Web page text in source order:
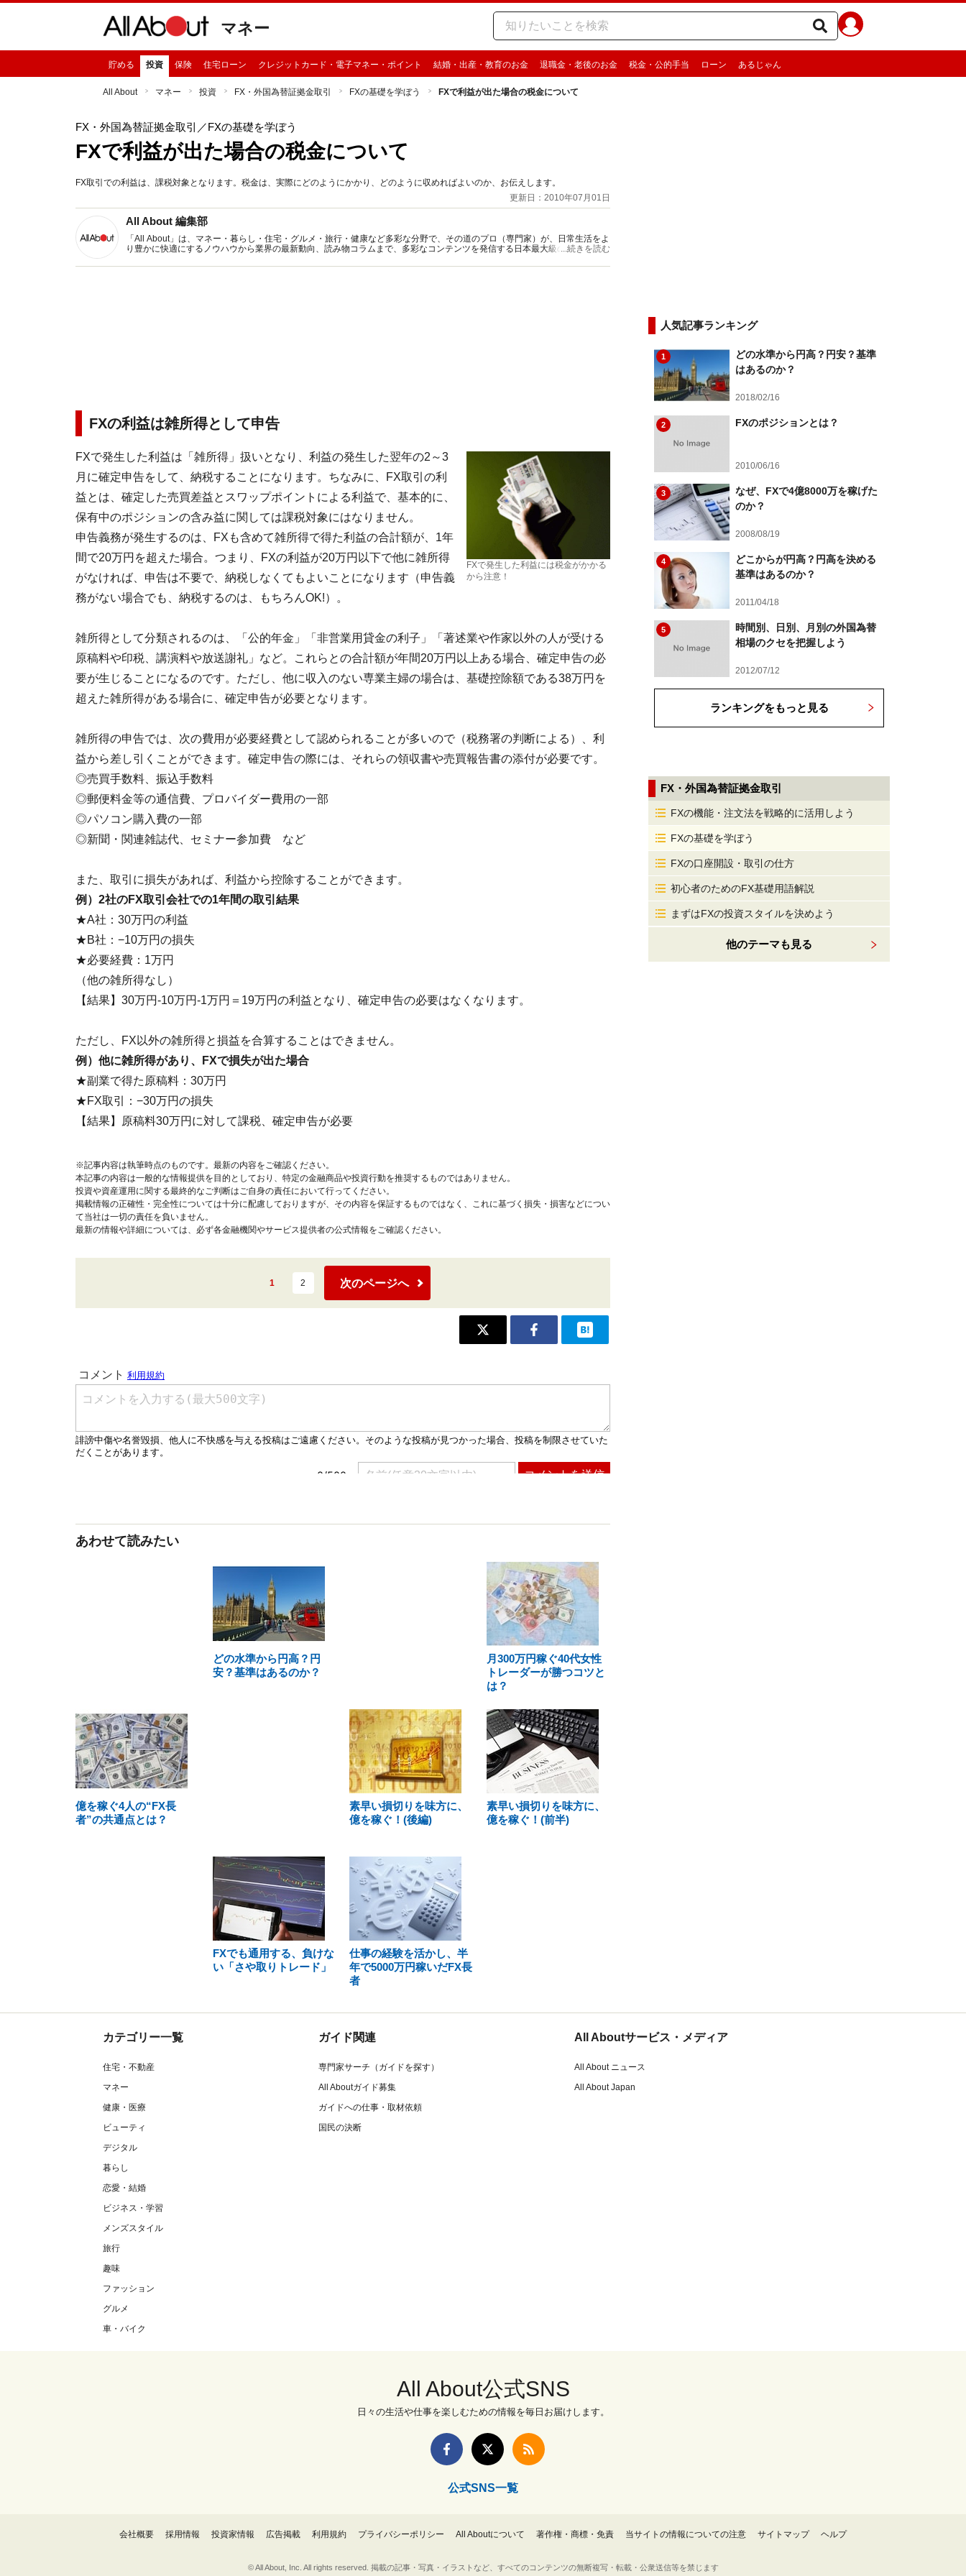
マネー
貯める 投資 保険 住宅ローン クレジットカード・電子マネー・ポイント 結婚・出産・教育のお金 退職金・老後のお金 税金・公的手当 ローン あるじゃん
All About マネー 投資 FX・外国為替証拠金取引 FXの基礎を学ぼう FXで利益が出た場合の税金について
FX・外国為替証拠金取引 ／FXの基礎を学ぼう
FXで利益が出た場合の税金について
FX取引での利益は、課税対象となります。税金は、実際にどのようにかかり、どのように収めればよいのか、お伝えします。
更新日：2010年07月01日
All About 編集部
「All About」は、マネー・暮らし・住宅・グルメ・旅行・健康など多彩な分野で、その道のプロ（専門家）が、日常生活をよ
り豊かに快適にするノウハウから業界の最新動向、読み物コラムまで、多彩なコンテンツを発信する日本最大級の総合情報サ
...続きを読む
FXの利益は雑所得として申告
FXで発生した利益には税金がかかる
から注意！
FXで発生した利益は「雑所得」扱いとなり、利益の発生した翌年の2～3
月に確定申告をして、納税することになります。ちなみに、FX取引の利
益とは、確定した売買差益とスワップポイントによる利益で、基本的に、
保有中のポジションの含み益に関しては課税対象にはなりません。
申告義務が発生するのは、FXも含めて雑所得で得た利益の合計額が、1年
間で20万円を超えた場合。つまり、FXの利益が20万円以下で他に雑所得
がなければ、申告は不要で、納税しなくてもよいことになります（申告義
務がない場合でも、納税するのは、もちろんOK!）。
雑所得として分類されるのは、「公的年金」「非営業用貸金の利子」「著述業や作家以外の人が受ける
原稿料や印税、講演料や放送謝礼」など。これらとの合計額が年間20万円以上ある場合、確定申告の必
要が生じることになるのです。ただし、他に収入のない専業主婦の場合は、基礎控除額である38万円を
超えた雑所得がある場合に、確定申告が必要となります。
雑所得の申告では、次の費用が必要経費として認められることが多いので（税務署の判断による）、利
益から差し引くことができます。確定申告の際には、それらの領収書や売買報告書の添付が必要です。
◎売買手数料、振込手数料
◎郵便料金等の通信費、プロバイダー費用の一部
◎パソコン購入費の一部
◎新聞・関連雑誌代、セミナー参加費 など
また、取引に損失があれば、利益から控除することができます。
例）2社のFX取引会社での1年間の取引結果
★A社：30万円の利益
★B社：−10万円の損失
★必要経費：1万円
（他の雑所得なし）
【結果】30万円-10万円-1万円＝19万円の利益となり、確定申告の必要はなくなります。
ただし、FX以外の雑所得と損益を合算することはできません。
例）他に雑所得があり、FXで損失が出た場合
★副業で得た原稿料：30万円
★FX取引：−30万円の損失
【結果】原稿料30万円に対して課税、確定申告が必要
※記事内容は執筆時点のものです。最新の内容をご確認ください。
本記事の内容は一般的な情報提供を目的としており、特定の金融商品や投資行動を推奨するものではありません。
投資や資産運用に関する最終的なご判断はご自身の責任において行ってください。
掲載情報の正確性・完全性については十分に配慮しておりますが、その内容を保証するものではなく、これに基づく損失・損害などについ
て当社は一切の責任を負いません。
最新の情報や詳細については、必ず各金融機関やサービス提供者の公式情報をご確認ください。
1 2 次のページへ
あわせて読みたい
どの水準から円高？円
安？基準はあるのか？
月300万円稼ぐ40代女性
トレーダーが勝つコツと
は？
億を稼ぐ4人の“FX長
者”の共通点とは？
素早い損切りを味方に、
億を稼ぐ！(後編)
素早い損切りを味方に、
億を稼ぐ！(前半)
FXでも通用する、負けな
い「さや取りトレード」
仕事の経験を活かし、半
年で5000万円稼いだFX長
者
人気記事ランキング
1
どの水準から円高？円安？基準
はあるのか？
2018/02/16
2 FXのポジションとは？
2010/06/16
3
なぜ、FXで4億8000万を稼げた
のか？
2008/08/19
4
どこからが円高？円高を決める
基準はあるのか？
2011/04/18
5
時間別、日別、月別の外国為替
相場のクセを把握しよう
2012/07/12
ランキングをもっと見る
FX・外国為替証拠金取引
FXの機能・注文法を戦略的に活用しよう
FXの基礎を学ぼう
FXの口座開設・取引の仕方
初心者のためのFX基礎用語解説
まずはFXの投資スタイルを決めよう
他のテーマも見る
カテゴリー一覧
住宅・不動産
マネー
健康・医療
ビューティ
デジタル
暮らし
恋愛・結婚
ビジネス・学習
メンズスタイル
旅行
趣味
ファッション
グルメ
車・バイク
ガイド関連
専門家サーチ（ガイドを探す）
All Aboutガイド募集
ガイドへの仕事・取材依頼
国民の決断
All Aboutサービス・メディア
All About ニュース
All About Japan
All About公式SNS
日々の生活や仕事を楽しむための情報を毎日お届けします。
公式SNS一覧
会社概要 採用情報 投資家情報 広告掲載 利用規約 プライバシーポリシー All Aboutについて 著作権・商標・免責 当サイトの情報についての注意 サイトマップ ヘルプ
© All About, Inc. All rights reserved. 掲載の記事・写真・イラストなど、すべてのコンテンツの無断複写・転載・公衆送信等を禁じます